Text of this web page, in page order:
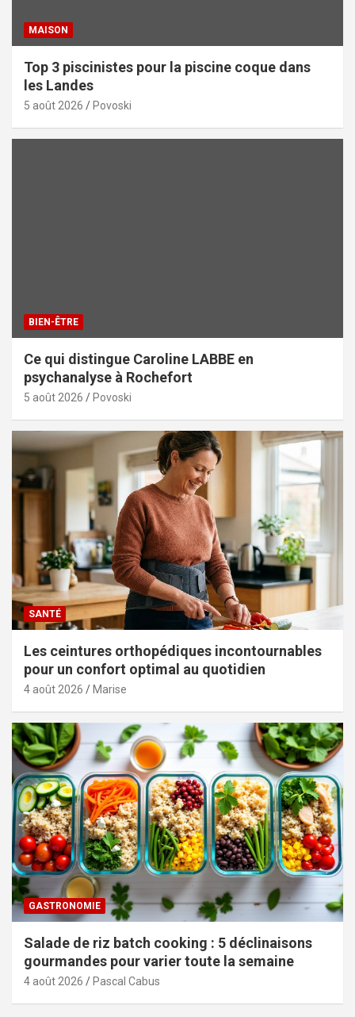
MAISON
Top 3 piscinistes pour la piscine coque dans
les Landes
5 août 2026 Povoski
BIEN-ÊTRE
Ce qui distingue Caroline LABBE en
psychanalyse à Rochefort
5 août 2026 Povoski
SANTÉ
Les ceintures orthopédiques incontournables
pour un confort optimal au quotidien
4 août 2026 Marise
GASTRONOMIE
Salade de riz batch cooking : 5 déclinaisons
gourmandes pour varier toute la semaine
4 août 2026 Pascal Cabus